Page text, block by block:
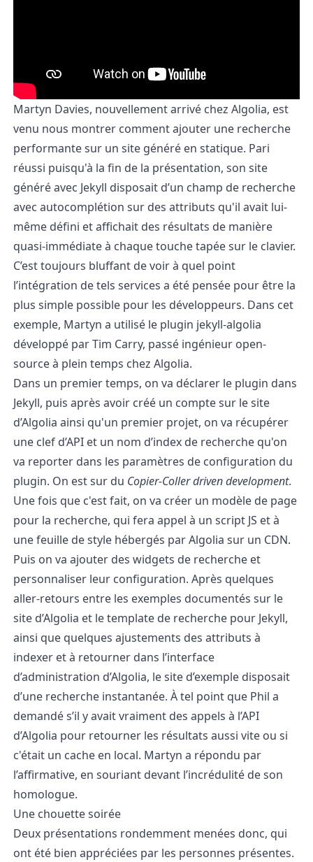
Martyn Davies, nouvellement arrivé chez Algolia, est
venu nous montrer comment ajouter une recherche
performante sur un site généré en statique. Pari
réussi puisqu'à la fin de la présentation, son site
généré avec Jekyll disposait d’un champ de recherche
avec autocomplétion sur des attributs qu'il avait lui-
même défini et affichait des résultats de manière
quasi-immédiate à chaque touche tapée sur le clavier.
C’est toujours bluffant de voir à quel point
l’intégration de tels services a été pensée pour être la
plus simple possible pour les développeurs. Dans cet
exemple, Martyn a utilisé le plugin jekyll-algolia
développé parTim Carry, passé ingénieur open-
source à plein temps chez Algolia.
Dans un premier temps, on va déclarer le plugin dans
Jekyll, puis après avoir créé un compte sur le site
d’Algolia ainsi qu'un premier projet, on va récupérer
une clef d’API et un nom d’index de recherche qu'on
va reporter dans les paramètres de configuration du
plugin. On est sur du Copier-Coller driven development.
Une fois que c'est fait, on va créer un modèle de page
pour la recherche, qui fera appel à un script JS et à
une feuille de style hébergés par Algolia sur un CDN.
Puis on va ajouter des widgets de recherche et
personnaliser leur configuration. Après quelques
aller-retours entre les exemples documentés sur le
site d’Algolia et le template de recherche pour Jekyll,
ainsi que quelques ajustements des attributs à
indexer et à retourner dans l’interface
d’administration d’Algolia, le site d’exemple disposait
d’une recherche instantanée. À tel point que Phil a
demandé s’il y avait vraiment des appels à l’API
d’Algolia pour retourner les résultats aussi vite ou si
c'était un cache en local. Martyn a répondu par
l’affirmative, en souriant devant l’incrédulité de son
homologue.
Une chouette soirée
Deux présentations rondemment menées donc, qui
ont été bien appréciées par les personnes présentes.